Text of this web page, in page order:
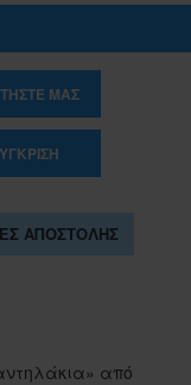
ΜΑΣ
ΑΠΟΣΤΟΛΉΣ
από